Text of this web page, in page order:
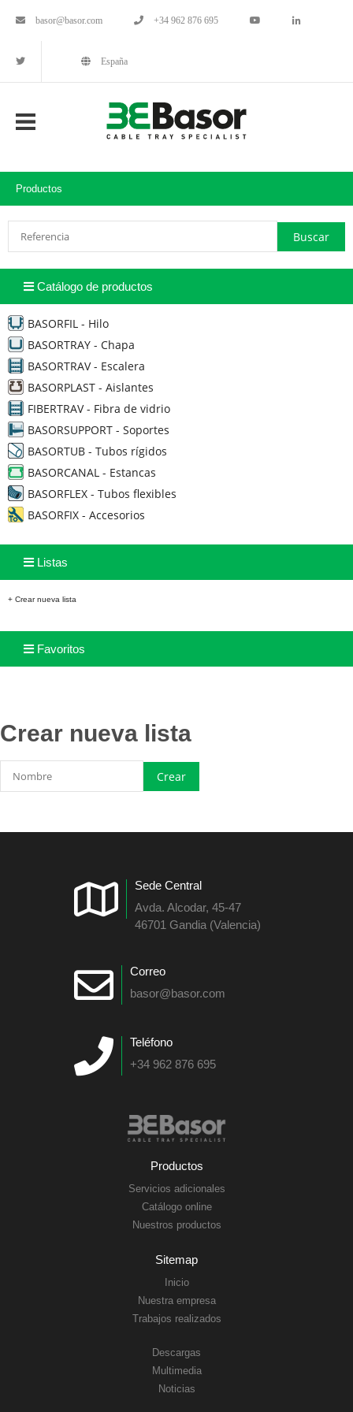
basor@basor.com +34 962 876 695
España
Productos
Catálogo de productos
BASORFIL - Hilo
BASORTRAY - Chapa
BASORTRAV - Escalera
BASORPLAST - Aislantes
FIBERTRAV - Fibra de vidrio
BASORSUPPORT - Soportes
BASORTUB - Tubos rígidos
BASORCANAL - Estancas
BASORFLEX - Tubos flexibles
BASORFIX - Accesorios
Listas
+ Crear nueva lista
Favoritos
Crear nueva lista
Sede Central
Avda. Alcodar, 45-47
46701 Gandia (Valencia)
Correo
basor@basor.com
Teléfono
+34 962 876 695
Productos
Servicios adicionales
Catálogo online
Nuestros productos
Sitemap
Inicio
Nuestra empresa
Trabajos realizados
Descargas
Multimedia
Noticias